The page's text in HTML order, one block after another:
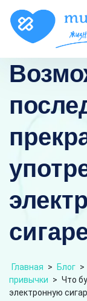
Главная > Блог >
привычки > Что
электронную